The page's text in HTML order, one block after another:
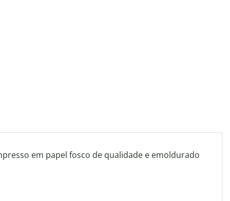
em papel fosco de qualidade e emoldurado